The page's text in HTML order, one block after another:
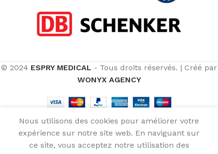
© 2024 ESPRY MEDICAL - Tous droits réservés. | Créé par
WONYX AGENCY
WishlistCompareCart
Nous utilisons des cookies pour améliorer votre
expérience sur notre site web. En naviguant sur
ce site, vous acceptez notre utilisation des
New Matéo
Fauteuil
Releveur 2
moteurs
899,90€
599,90€
SELECT
OPTIONS